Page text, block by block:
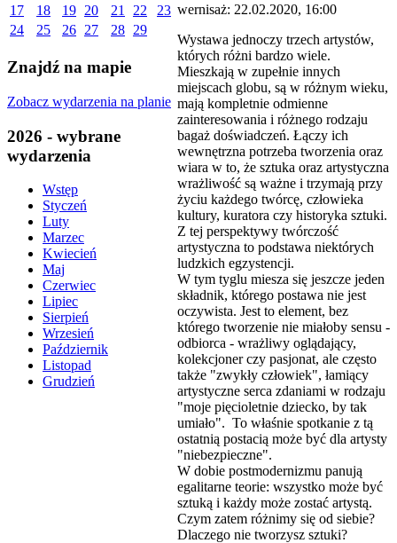
17
18 19 20 21 22
23
24
25 26 27 28 29
Znajdź na mapie
Zobacz wydarzenia na planie
2026 - wybrane
wydarzenia
Wstęp
Styczeń
Luty
Marzec
Kwiecień
Maj
Czerwiec
Lipiec
Sierpień
Wrzesień
Październik
Listopad
Grudzień
wernisaż: 22.02.2020, 16:00
Wystawa jednoczy trzech artystów,
których różni bardzo wiele.
Mieszkają w zupełnie innych
miejscach globu, są w różnym wieku,
mają kompletnie odmienne
zainteresowania i różnego rodzaju
bagaż doświadczeń. Łączy ich
wewnętrzna potrzeba tworzenia oraz
wiara w to, że sztuka oraz artystyczna
wrażliwość są ważne i trzymają przy
życiu każdego twórcę, człowieka
kultury, kuratora czy historyka sztuki.
Z tej perspektywy twórczość
artystyczna to podstawa niektórych
ludzkich egzystencji.
W tym tyglu miesza się jeszcze jeden
składnik, którego postawa nie jest
oczywista. Jest to element, bez
którego tworzenie nie miałoby sensu -
odbiorca - wrażliwy oglądający,
kolekcjoner czy pasjonat, ale często
także "zwykły człowiek", łamiący
artystyczne serca zdaniami w rodzaju
"moje pięcioletnie dziecko, by tak
umiało". To właśnie spotkanie z tą
ostatnią postacią może być dla artysty
"niebezpieczne".
W dobie postmodernizmu panują
egalitarne teorie: wszystko może być
sztuką i każdy może zostać artystą.
Czym zatem różnimy się od siebie?
Dlaczego nie tworzysz sztuki?